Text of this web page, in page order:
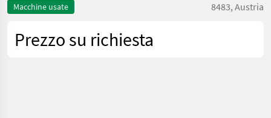
Macchine usate 8483, Austria
Prezzo su richiesta